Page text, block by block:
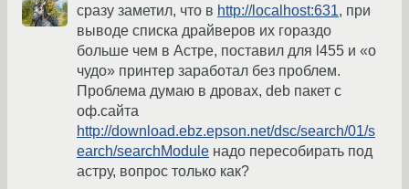
сразу заметил, что в http://localhost:631, при
выводе списка драйверов их гораздо
больше чем в Астре, поставил для l455 и «о
чудо» принтер заработал без проблем.
Проблема думаю в дровах, deb пакет с
оф.сайта
http://download.ebz.epson.net/dsc/search/01/s
earch/searchModule надо пересобирать под
астру, вопрос только как?